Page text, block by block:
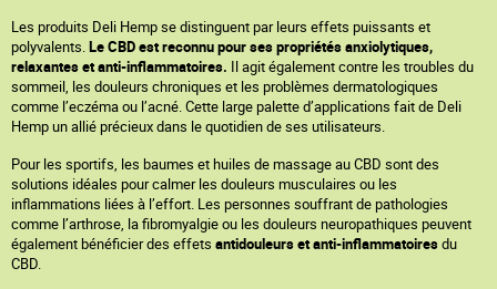
Les produits Deli Hemp se distinguent par leurs effets puissants et
polyvalents.Le CBD est reconnu pour ses propriétés anxiolytiques,
relaxantes et anti-inflammatoires. Il agit également contre les troubles du
sommeil, les douleurs chroniques et les problèmes dermatologiques
comme l’eczéma ou l’acné. Cette large palette d’applications fait de Deli
Hemp un allié précieux dans le quotidien de ses utilisateurs.
Pour les sportifs, les baumes et huiles de massage au CBD sont des
solutions idéales pour calmer les douleurs musculaires ou les
inflammations liées à l’effort. Les personnes souffrant de pathologies
comme l’arthrose, la fibromyalgie ou les douleurs neuropathiques peuvent
également bénéficier des effets antidouleurs et anti-inflammatoiresdu
CBD.